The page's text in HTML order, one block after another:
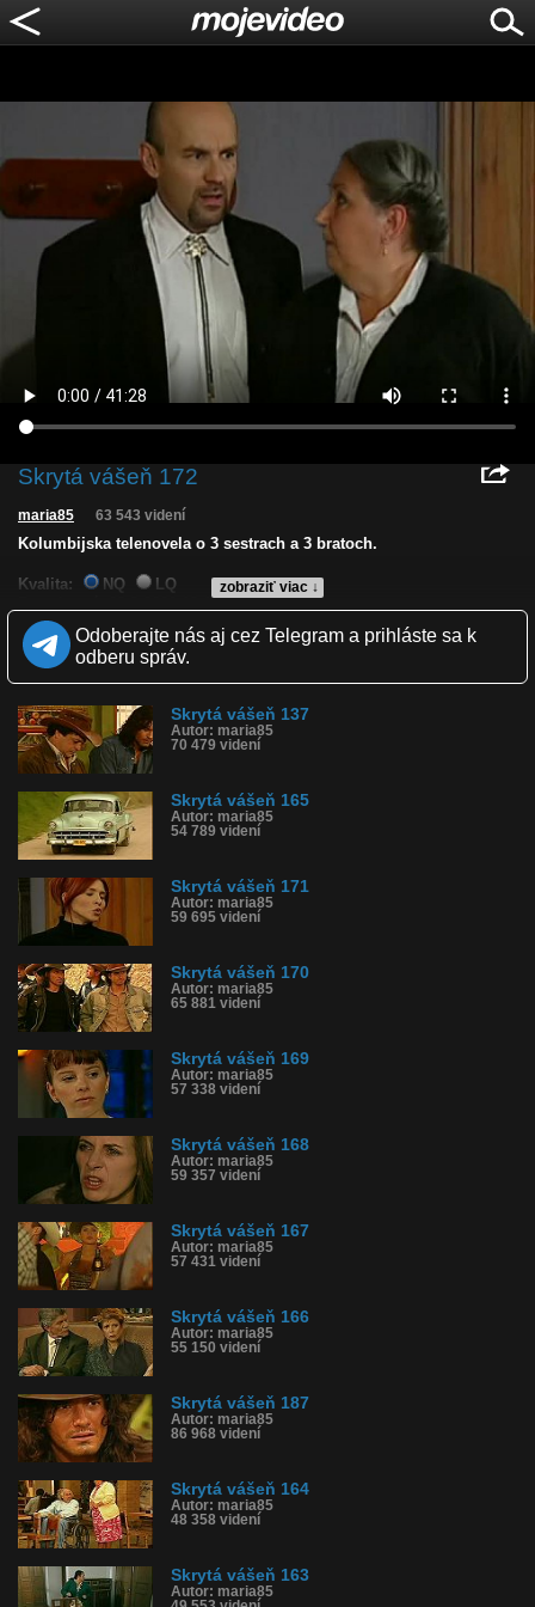
Skrytá vášeň 172
zobraziť viac ↓
maria85 63 543 videní
Kolumbijska telenovela o 3 sestrach a 3 bratoch.
Kvalita: NQ
LQ
Zverejnené: 29.9.2022 13:16
Páči sa: 0% (0 hlasov)
Obľúbené: 0
Komentárov: 0
Dľžka: 41:28
Tagy: telenovela, kolumbia
História sledovanosti videa:
Odoberajte nás aj cez Telegram a prihláste sa k
odberu správ.
Skrytá vášeň 137
Autor: maria85
70 479 videní
Skrytá vášeň 165
Autor: maria85
54 789 videní
Skrytá vášeň 171
Autor: maria85
59 695 videní
Skrytá vášeň 170
Autor: maria85
65 881 videní
Skrytá vášeň 169
Autor: maria85
57 338 videní
Skrytá vášeň 168
Autor: maria85
59 357 videní
Skrytá vášeň 167
Autor: maria85
57 431 videní
Skrytá vášeň 166
Autor: maria85
55 150 videní
Skrytá vášeň 187
Autor: maria85
86 968 videní
Skrytá vášeň 164
Autor: maria85
48 358 videní
Skrytá vášeň 163
Autor: maria85